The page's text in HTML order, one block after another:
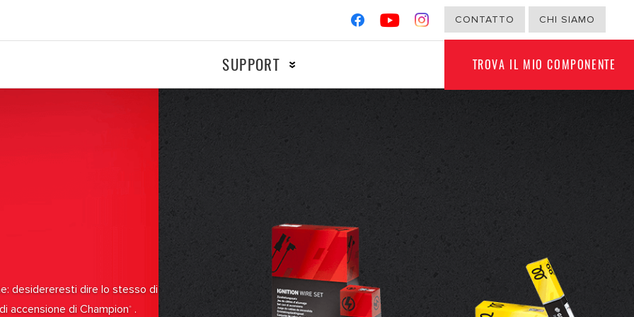
CONTATTO CHI SIAMO
RACING
SUPPORT
Filtri
TROVA IL MIO COMPONENTE
desidereresti dire lo stesso di
accensione di Champion® .